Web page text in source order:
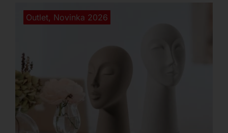
Outlet, Novinka 2026